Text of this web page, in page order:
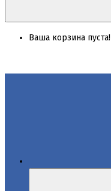
Ваша корзина пуста!